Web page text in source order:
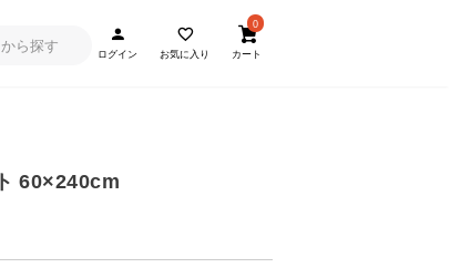
ログイン お気に入り
0
カート
60×240cm